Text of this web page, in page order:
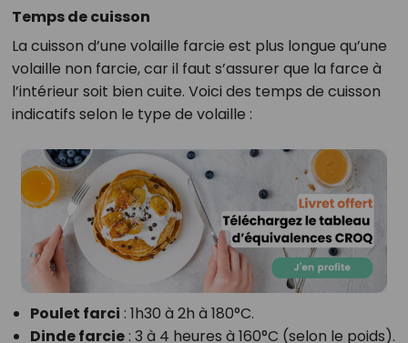
Temps de cuisson
La cuisson d’une volaille farcie est plus longue qu’une
volaille non farcie, car il faut s’assurer que la farce à
l’intérieur soit bien cuite. Voici des temps de cuisson
indicatifs selon le type de volaille :
Poulet farci : 1h30 à 2h à 180°C.
Dinde farcie: 3 à 4 heures à 160°C (selon le poids).